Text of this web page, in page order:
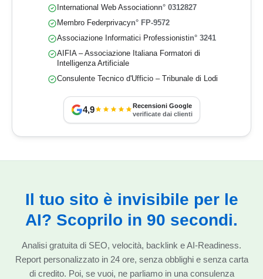
International Web Associationn° 0312827
Membro Federprivacyn° FP-9572
Associazione Informatici Professionistin° 3241
AIFIA – Associazione Italiana Formatori di
Intelligenza Artificiale
Consulente Tecnico d'Ufficio – Tribunale di Lodi
4,9
Recensioni Google
verificate dai clienti
Il tuo sito è invisibile per le
AI? Scoprilo in 90 secondi.
Analisi gratuita di SEO, velocità, backlink e AI-Readiness.
Report personalizzato in 24 ore, senza obblighi e senza carta
di credito. Poi, se vuoi, ne parliamo in una consulenza